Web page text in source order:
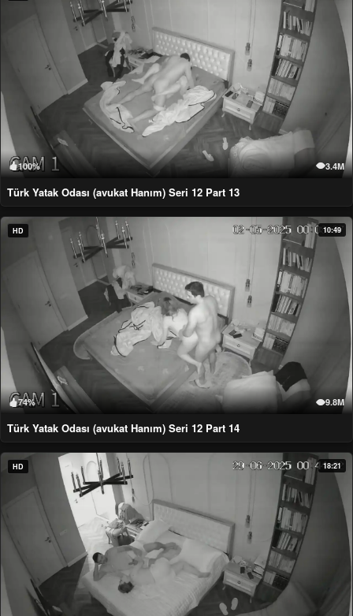
100% 3.4M
Türk Yatak Odası (avukat Hanım) Seri 12 Part 13
HD 10:49
74% 9.8M
Türk Yatak Odası (avukat Hanım) Seri 12 Part 14
HD 18:21